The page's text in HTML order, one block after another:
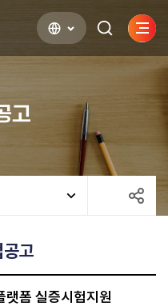
검색하기사이
열기
고
고
랫폼 실증시험지원